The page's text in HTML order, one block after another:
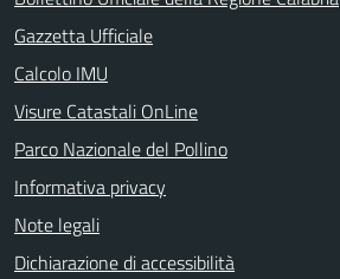
Gazzetta Ufficiale
Calcolo IMU
Visure Catastali OnLine
Parco Nazionale del Pollino
Informativa privacy
Note legali
Dichiarazione di accessibilità